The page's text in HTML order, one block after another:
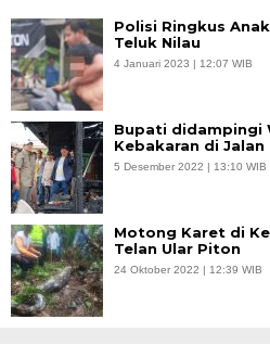
Polisi Ringkus
Teluk Nilau
4 Januari 2023 | 12:07 WIB
Bupati didampingi
Kebakaran di Jalan
5 Desember 2022 | 13:10 WIB
Motong Karet di
Telan Ular Piton
24 Oktober 2022 | 12:39 WIB